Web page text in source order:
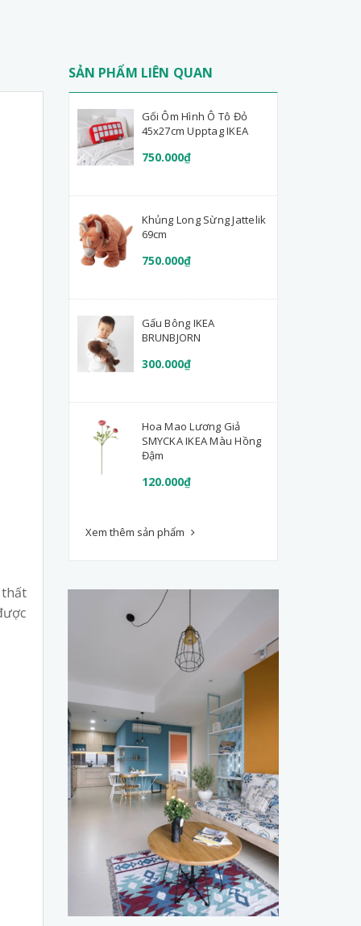
SẢN PHẨM LIÊN QUAN
Gối Ôm Hình Ô Tô Đỏ
45x27cm Upptag IKEA
750.000₫
Khủng Long Sừng Jattelik
69cm
750.000₫
Gấu Bông IKEA
BRUNBJORN
300.000₫
Hoa Mao Lương Giả
SMYCKA IKEA Màu Hồng
Đậm
120.000₫
Xem thêm sản phẩm